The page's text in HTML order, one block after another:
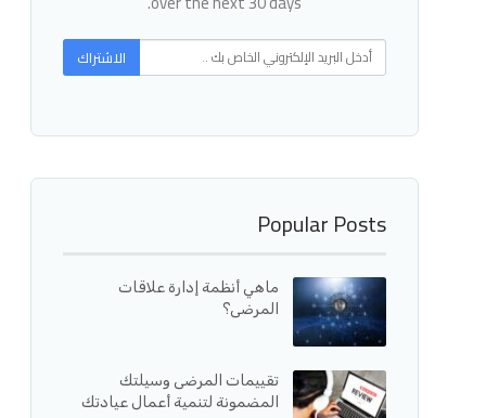
الاشتراك
Popular Posts
ماهي أنظمة إدارة علاقات
المرضى؟
تقييمات المرضى وسيلتك
المضمونة لتنمية أعمال عيادتك